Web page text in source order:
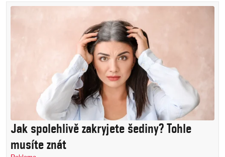
Jak spolehlivě zakryjete šediny? Tohle
musíte znát